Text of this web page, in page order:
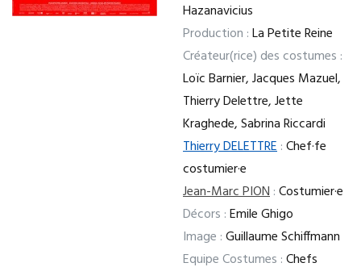
Hazanavicius
Production :La Petite Reine
Créateur(rice) des costumes :
Loïc Barnier, Jacques Mazuel,
Thierry Delettre, Jette
Kraghede, Sabrina Riccardi
Thierry DELETTRE:Chef·fe
costumier·e
Jean-Marc PION:Costumier·e
Décors :Emile Ghigo
Image :Guillaume Schiffmann
Equipe Costumes :Chefs